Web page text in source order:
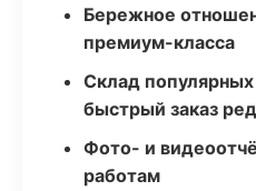
Бережное
премиум-класса
Склад популярных
быстрый заказ
Фото- и
работам